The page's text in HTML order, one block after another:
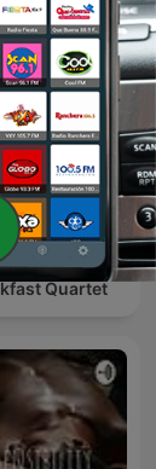
安！玉建煌崇 |
Quartet